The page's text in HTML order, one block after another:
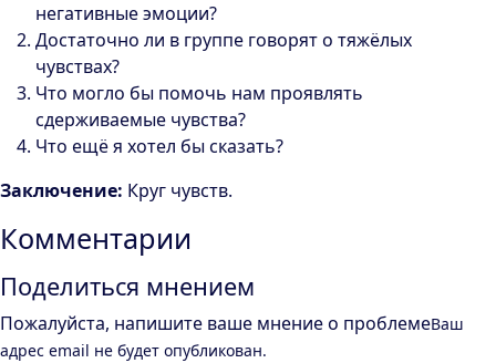
негативные эмоции?
Достаточно ли в группе говорят о тяжёлых
чувствах?
Что могло бы помочь нам проявлять
сдерживаемые чувства?
Что ещё я хотел бы сказать?
Заключение: Круг чувств.
Комментарии
Поделиться мнением
Пожалуйста, напишите ваше мнение о проблемеВаш
адрес email не будет опубликован.